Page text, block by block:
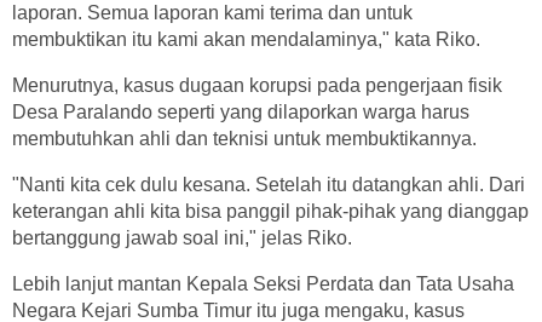
laporan. Semua laporan kami terima dan untuk
membuktikan itu kami akan mendalaminya," kata Riko.
Menurutnya, kasus dugaan korupsi pada pengerjaan fisik
Desa Paralando seperti yang dilaporkan warga harus
membutuhkan ahli dan teknisi untuk membuktikannya.
"Nanti kita cek dulu kesana. Setelah itu datangkan ahli. Dari
keterangan ahli kita bisa panggil pihak-pihak yang dianggap
bertanggung jawab soal ini," jelas Riko.
Lebih lanjut mantan Kepala Seksi Perdata dan Tata Usaha
Negara Kejari Sumba Timur itu juga mengaku, kasus